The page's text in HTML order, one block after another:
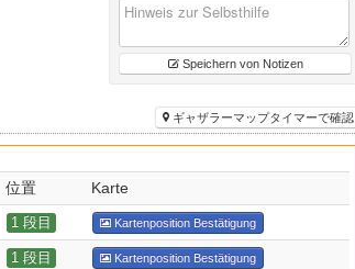
Speichern von Notizen
ギャザラーマップタイマーで確認
位置 Karte
1 段目 Kartenposition Bestätigung
1 段目 Kartenposition Bestätigung